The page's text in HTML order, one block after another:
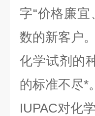
字“价格廉
数的新客户。
化学试剂的
的标准不尽*。
IUPAC对化